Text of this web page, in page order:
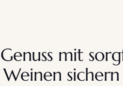
mit
sichern